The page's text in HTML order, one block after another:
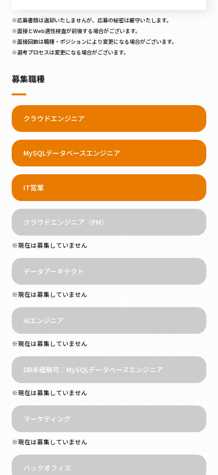
応募書類は返却いたしませんが、応募の秘密は厳守いたします。
面接とWeb適性検査が前後する場合がございます。
面接回数は職種・ポジションにより変更になる場合がございます。
選考プロセスは変更になる場合がございます。
募集職種
クラウドエンジニア
MySQLデータベースエンジニア
IT営業
クラウドエンジニア（PM）
※現在は募集していません
データアーキテクト
※現在は募集していません
AIエンジニア
※現在は募集していません
DB未経験可：MySQLデータベースエンジニア
※現在は募集していません
マーケティング
※現在は募集していません
バックオフィス